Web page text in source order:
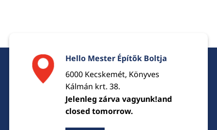
Hello Mester Építők Boltja
6000 Kecskemét, Könyves
Kálmán krt. 38.
Jelenleg zárva vagyunk!and
closed tomorrow.